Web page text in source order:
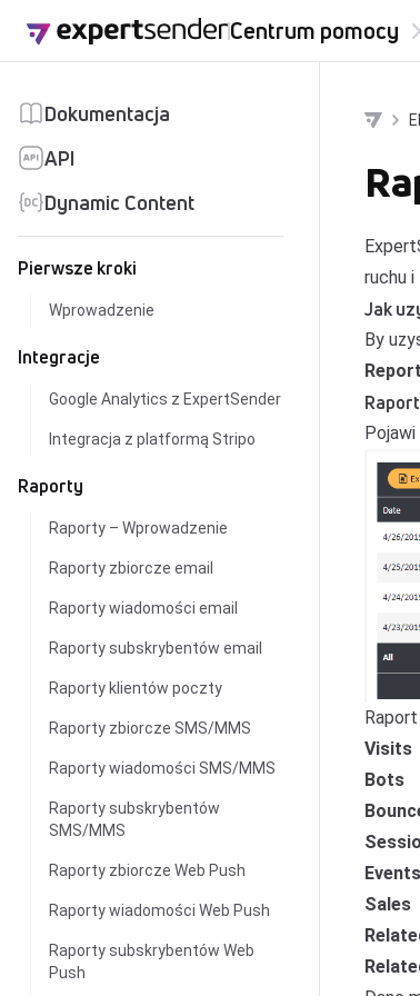
Centrum pomocy
Dokumentacja
API
Dynamic Content
Pierwsze kroki
Wprowadzenie
Integracje
Google Analytics z ExpertSender
Integracja z platformą Stripo
Raporty
Raporty – Wprowadzenie
Raporty zbiorcze email
Raporty wiadomości email
Raporty subskrybentów email
Raporty klientów poczty
Raporty zbiorcze SMS/MMS
Raporty wiadomości SMS/MMS
Raporty subskrybentów
SMS/MMS
Raporty zbiorcze Web Push
Raporty wiadomości Web Push
Raporty subskrybentów Web
Push
ruchu
Jak
By
Visits
Bots
Events
Sales